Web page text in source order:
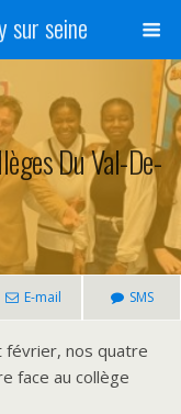
sur seine
Du Val-De-
E-mail SMS
février, nos quatre
face au collège